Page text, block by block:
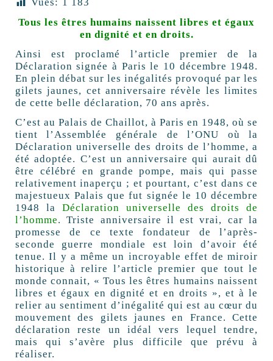
Vues: 1 183
Tous les êtres humains naissent libres et égaux
en dignité et en droits.
Ainsi est proclamé l’article premier de la
Déclaration signée à Paris le 10 décembre 1948.
En plein débat sur les inégalités provoqué par les
gilets jaunes, cet anniversaire révèle les limites
de cette belle déclaration, 70 ans après.
C’est au Palais de Chaillot, à Paris en 1948, où se
tient l’Assemblée générale de l’ONU où la
Déclaration universelle des droits de l’homme, a
été adoptée. C’est un anniversaire qui aurait dû
être célébré en grande pompe, mais qui passe
relativement inaperçu ; et pourtant, c’est dans ce
majestueux Palais que fut signée le 10 décembre
1948 la Déclaration universelle des droits de
l’homme. Triste anniversaire il est vrai, car la
promesse de ce texte fondateur de l’après-
seconde guerre mondiale est loin d’avoir été
tenue. Il y a même un incroyable effet de miroir
historique à relire l’article premier que tout le
monde connait, « Tous les êtres humains naissent
libres et égaux en dignité et en droits », et à le
relier au sentiment d’inégalité qui est au cœur du
mouvement des gilets jaunes en France. Cette
déclaration reste un idéal vers lequel tendre,
mais qui s’avère plus difficile que prévu à
réaliser.